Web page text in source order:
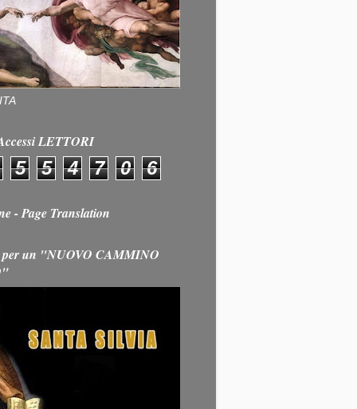
LETTORI
5 5 4 7 0 6
- Page Translation
per un "NUOVO CAMMINO